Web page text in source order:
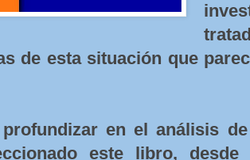
de esta situación que
profundizar en el análisis
este libro,